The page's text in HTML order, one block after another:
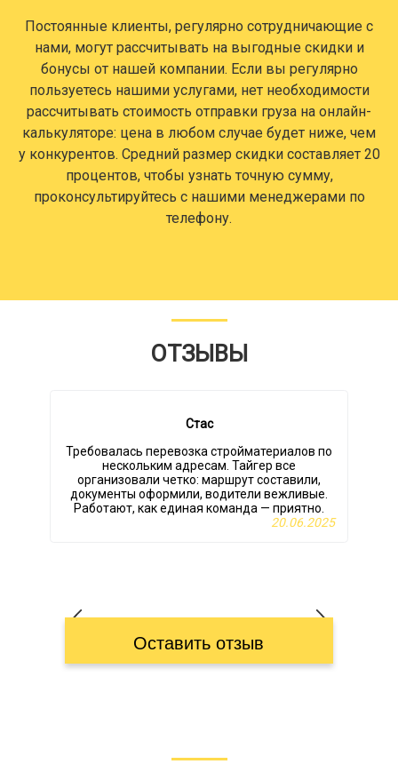
Постоянные клиенты, регулярно сотрудничающие с
нами, могут рассчитывать на выгодные скидки и
бонусы от нашей компании. Если вы регулярно
пользуетесь нашими услугами, нет необходимости
рассчитывать стоимость отправки груза на онлайн-
калькуляторе: цена в любом случае будет ниже, чем
у конкурентов. Средний размер скидки составляет 20
процентов, чтобы узнать точную сумму,
проконсультируйтесь с нашими менеджерами по
телефону.
ОТЗЫВЫ
Стас
Требовалась перевозка стройматериалов по
нескольким адресам. Тайгер все
организовали четко: маршрут составили,
документы оформили, водители вежливые.
Работают, как единая команда — приятно.
20.06.2025
Оставить отзыв